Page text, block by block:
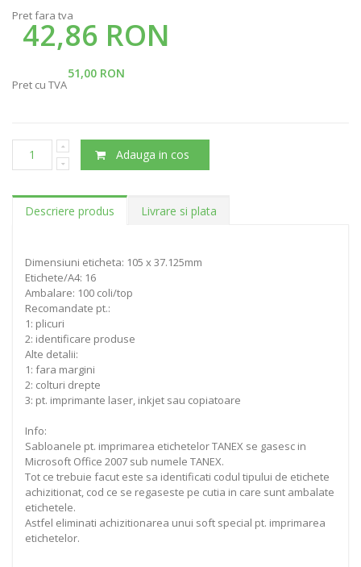
Pret fara tva
42,86 RON
51,00 RON
Pret cu TVA
Adauga in cos
Descriere produs Livrare si plata
Dimensiuni eticheta: 105 x 37.125mm
Etichete/A4: 16
Ambalare: 100 coli/top
Recomandate pt.:
1: plicuri
2: identificare produse
Alte detalii:
1: fara margini
2: colturi drepte
3: pt. imprimante laser, inkjet sau copiatoare
Info:
Sabloanele pt. imprimarea etichetelor TANEX se gasesc in
Microsoft Office 2007 sub numele TANEX.
Tot ce trebuie facut este sa identificati codul tipului de etichete
achizitionat, cod ce se regaseste pe cutia in care sunt ambalate
etichetele.
Astfel eliminati achizitionarea unui soft special pt. imprimarea
etichetelor.